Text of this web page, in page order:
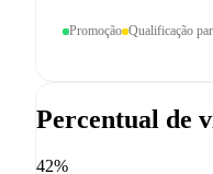
Promoção Qualificação
Percentual de
42%